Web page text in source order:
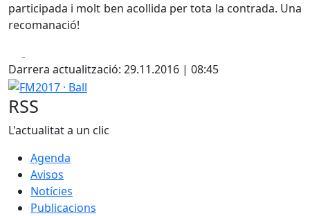
participada i molt ben acollida per tota la contrada. Una
recomanació!
Darrera actualització: 29.11.2016 | 08:45
FM2017 · Ball
RSS
L'actualitat a un clic
Agenda
Avisos
Notícies
Publicacions